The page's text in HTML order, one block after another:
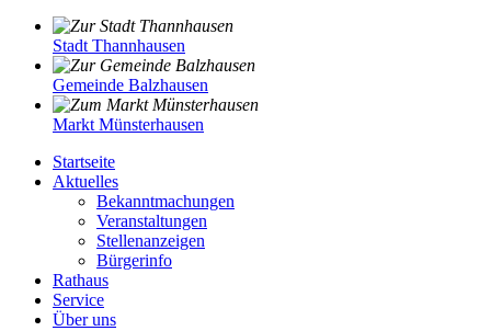
Stadt Thannhausen
Gemeinde Balzhausen
Markt Münsterhausen
Startseite
Aktuelles
Bekanntmachungen
Veranstaltungen
Stellenanzeigen
Bürgerinfo
Rathaus
Service
Über uns